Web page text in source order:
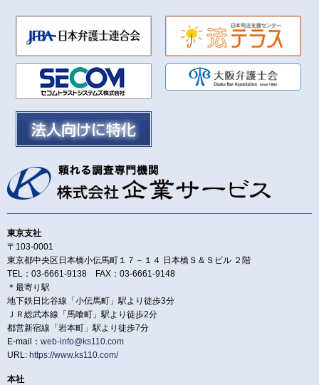
東京支社
〒103-0001
東京都中央区日本橋小伝馬町１７－１４ 日本橋Ｓ＆Ｓビル ２階
TEL：03-6661-9138 FAX：03-6661-9148
＊最寄り駅
地下鉄日比谷線「小伝馬町」駅より徒歩3分
ＪＲ総武本線「馬喰町」駅より徒歩2分
都営新宿線「岩本町」駅より徒歩7分
E-mail： web-info@ks110.com
URL: https://www.ks110.com/
本社